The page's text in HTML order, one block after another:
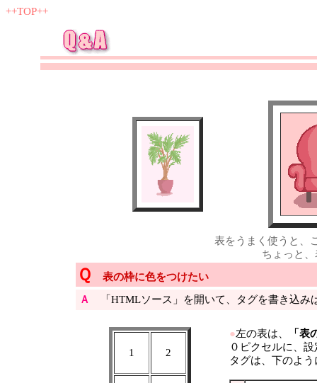
++TOP++
表をうまく使うと、
ちょっと
Ｑ
表の枠に色をつけたい
Ａ
「HTMLソース」を開いて、タグを書き込み
1 2
●左の表は、
「表
０ピクセルに、
タグは、下のよ